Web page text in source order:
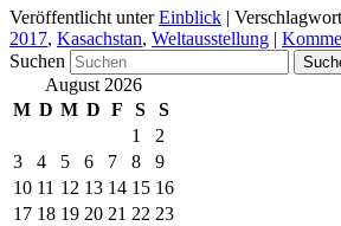
Veröffentlicht unter Einblick |
2017, Kasachstan, Weltausstellung |
Suchen
August 2026
M D M D F S S
1
2
3
4 5 6 7 8
9
10 11 12 13 14 15 16
17 18 19 20 21 22 23